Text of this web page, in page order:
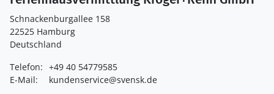
Schnackenburgallee 158
22525 Hamburg
Deutschland
Telefon: +49 40 54779585
E-Mail:
kundenservice@svensk.de